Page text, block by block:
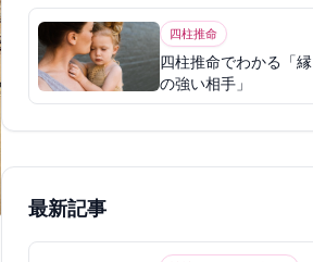
四柱推命
四柱推命でわかる「縁
の強い相手」
最新記事